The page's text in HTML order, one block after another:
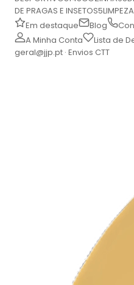
DE PRAGAS E INSETOS5
Em destaque
Blog
A Minha Conta
Lista de
geral@jjp.pt · Envios CTT